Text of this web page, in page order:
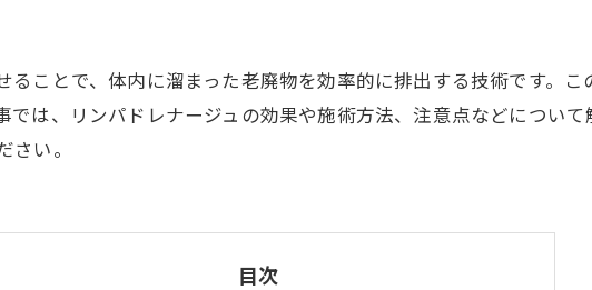
ことで、体内に溜まった老廃物を効率的に排出する技術です。
は、リンパドレナージュの効果や施術方法、注意点などについ
い。
目次